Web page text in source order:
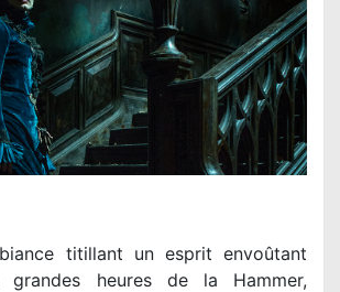
titillant un esprit envoûtant
grandes heures de la Hammer,